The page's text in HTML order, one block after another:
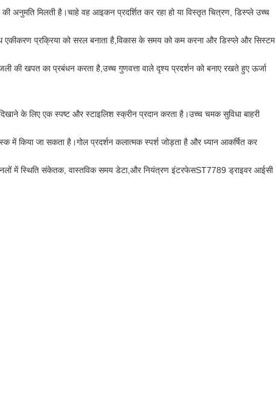
अनुमति मिलती है।चाहे वह आइकन प्रदर्शित कर रहा हो या विस्तृत चित्रण, डिस्प्ले उच्च
प्रक्रिया को सरल बनाता है,विकास के समय को कम करना और डिस्प्ले और सिस्टम
की खपत का प्रबंधन करता है,उच्च गुणवत्ता वाले दृश्य प्रदर्शन को बनाए रखते हुए ऊर्जा
के लिए एक स्पष्ट और स्टाइलिश स्क्रीन प्रदान करता है।उच्च चमक सुविधा बाहरी
में किया जा सकता है।गोल प्रदर्शन कलात्मक स्पर्श जोड़ता है और ध्यान आकर्षित कर
में स्थिति संकेतक, वास्तविक समय डेटा,और नियंत्रण इंटरफेसST7789 ड्राइवर आईसी